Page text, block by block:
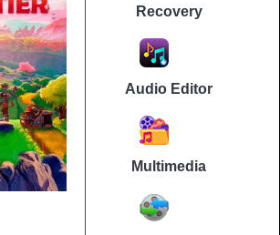
Recovery
Audio Editor
Multimedia